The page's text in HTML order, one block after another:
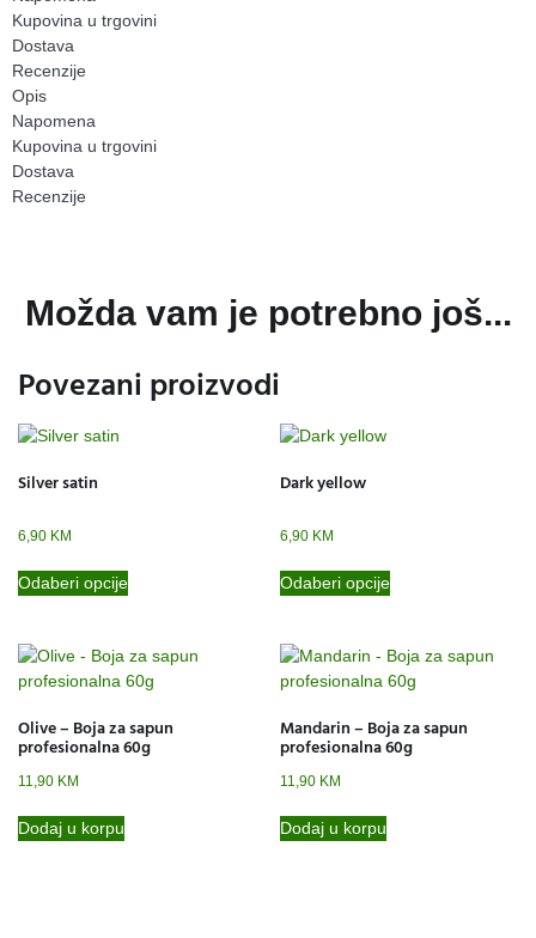
Kupovina u trgovini
Dostava
Recenzije
Opis
Napomena
Kupovina u trgovini
Dostava
Recenzije
Možda vam je potrebno još...
Povezani proizvodi
Silver satin
6,90 KM
Odaberi opcije
Dark yellow
6,90 KM
Odaberi opcije
Olive – Boja za sapun
profesionalna 60g
11,90 KM
Dodaj u korpu
Mandarin – Boja za sapun
profesionalna 60g
11,90 KM
Dodaj u korpu